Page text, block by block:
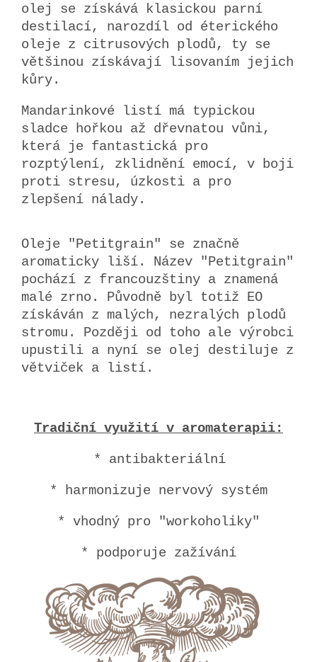
olej se získává klasickou parní
destilací, narozdíl od éterického
oleje z citrusových plodů, ty se
většinou získávají lisovaním jejich
kůry.
Mandarinkové listí má typickou
sladce hořkou až dřevnatou vůni,
která je fantastická pro
rozptýlení, zklidnění emocí, v boji
proti stresu, úzkosti a pro
zlepšení nálady.
Oleje "Petitgrain" se značně
aromaticky liší. Název "Petitgrain"
pochází z francouzštiny a znamená
malé zrno. Původně byl totiž EO
získáván z malých, nezralých plodů
stromu. Později od toho ale výrobci
upustili a nyní se olej destiluje z
větviček a listí.
Tradiční využití v aromaterapii:
* antibakteriální
* harmonizuje nervový systém
* vhodný pro "workoholiky"
* podporuje zažívání